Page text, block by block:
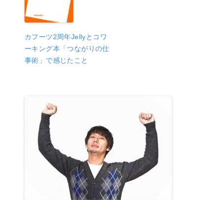
カフーツ2周年Jellyとコワ
ーキング本「つながりの仕
事術」で感じたこと